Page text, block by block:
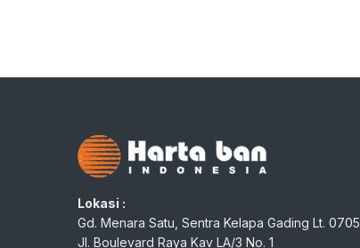
Lokasi :
Gd. Menara Satu, Sentra Kelapa Gading Lt. 0705
Jl. Boulevard Raya Kav LA/3 No. 1